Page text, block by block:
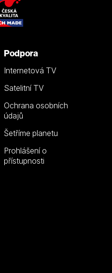
Podpora
Internetová TV
Satelitní TV
Ochrana osobních
údajů
Šetříme planetu
Prohlášení o
přístupnosti